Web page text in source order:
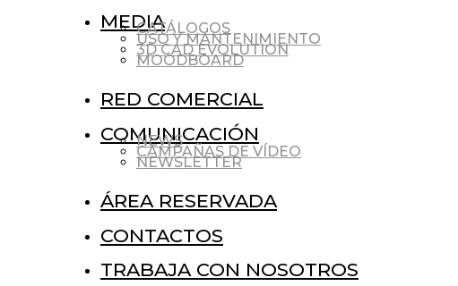
MEDIACATÁLOGOS
USO Y MANTENIMIENTO
3D CAD EVOLUTION
MOODBOARD
RED COMERCIAL
COMUNICACIÓN
NEWS
CAMPAÑAS DE VÍDEO
NEWSLETTER
ÁREA RESERVADA
CONTACTOS
TRABAJA CON NOSOTROS